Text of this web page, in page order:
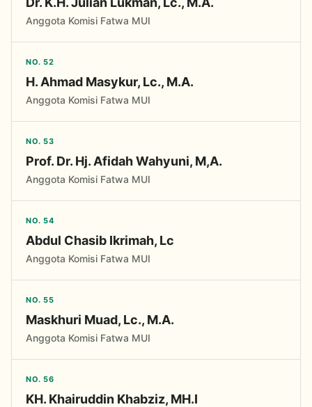
Anggota Komisi Fatwa MUI
NO. 52
H. Ahmad Masykur, Lc., M.A.
Anggota Komisi Fatwa MUI
NO. 53
Prof. Dr. Hj. Afidah Wahyuni, M,A.
Anggota Komisi Fatwa MUI
NO. 54
Abdul Chasib Ikrimah, Lc
Anggota Komisi Fatwa MUI
NO. 55
Maskhuri Muad, Lc., M.A.
Anggota Komisi Fatwa MUI
NO. 56
KH. Khairuddin Khabziz, MH.I